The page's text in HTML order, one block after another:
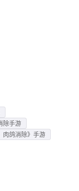
除手游
肉鸽消除》手游